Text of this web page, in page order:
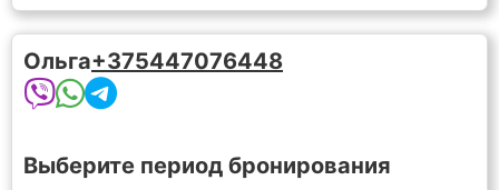
Ольга+375447076448
Выберите период бронирования